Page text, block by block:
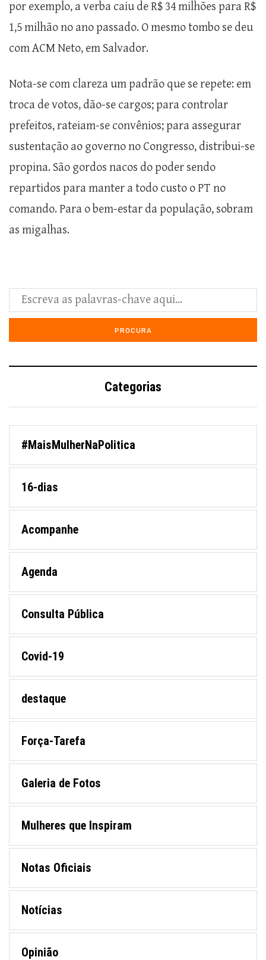
por exemplo, a verba caiu de R$ 34 milhões para R$
1,5 milhão no ano passado. O mesmo tombo se deu
com ACM Neto, em Salvador.
Nota-se com clareza um padrão que se repete: em
troca de votos, dão-se cargos; para controlar
prefeitos, rateiam-se convênios; para assegurar
sustentação ao governo no Congresso, distribui-se
propina. São gordos nacos do poder sendo
repartidos para manter a todo custo o PT no
comando. Para o bem-estar da população, sobram
as migalhas.
Categorias
#MaisMulherNaPolitica
16-dias
Acompanhe
Agenda
Consulta Pública
Covid-19
destaque
Força-Tarefa
Galeria de Fotos
Mulheres que Inspiram
Notas Oficiais
Notícias
Opinião